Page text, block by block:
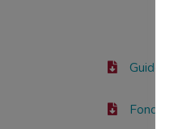
Guide de
Fonds